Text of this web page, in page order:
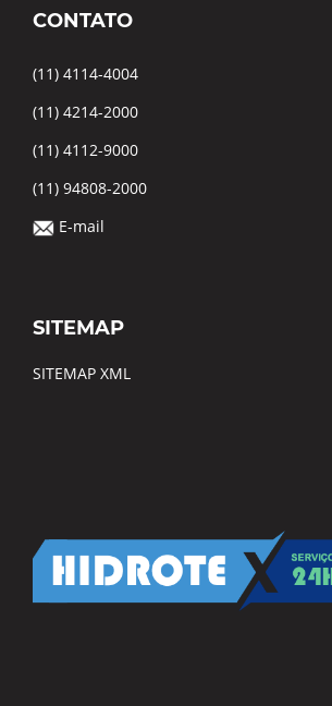
CONTATO
(11) 4114-4004
(11) 4214-2000
(11) 4112-9000
(11) 94808-2000
E-mail
SITEMAP
SITEMAP XML